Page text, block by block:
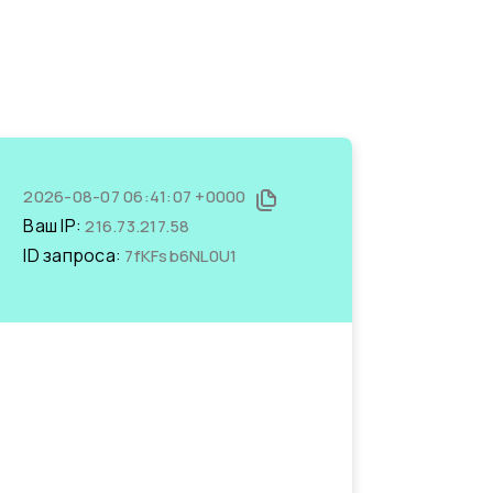
2026-08-07 06:41:07 +0000
Ваш IP:216.73.217.58
ID запроса: 7fKFsb6NL0U1